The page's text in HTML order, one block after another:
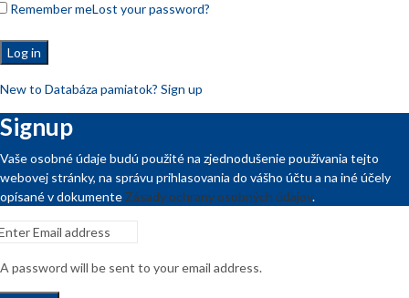
Remember meLost your password?
Log in
New to Databáza pamiatok? Sign up
Signup
Vaše osobné údaje budú použité na zjednodušenie používania tejto
webovej stránky, na správu prihlasovania do vášho účtu a na iné účely
opísané v dokumente Zásady ochrany osobných údajov.
A password will be sent to your email address.